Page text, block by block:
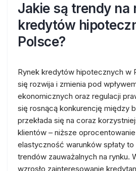
Jakie są trendy na
kredytów
Polsce?
Rynek kredytów hipotecznych w
się rozwija i zmienia pod
ekonomicznych oraz regulacji
się rosnącą konkurencję między
przekłada się na coraz
klientów – niższe
elastyczność warunków spłaty
trendów zauważalnych na rynku.
wzrosło zainteresowanie